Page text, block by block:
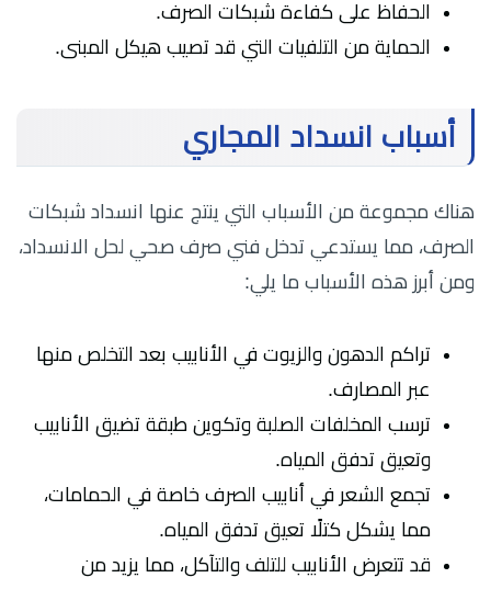
الحفاظ على كفاءة شبكات الصرف.
الحماية من التلفيات التي قد تصيب هيكل المبنى.
أسباب انسداد المجاري
هناك مجموعة من الأسباب التي ينتج عنها انسداد شبكات
الصرف، مما يستدعي تدخل فني صرف صحي لحل الانسداد،
ومن أبرز هذه الأسباب ما يلي:
تراكم الدهون والزيوت في الأنابيب بعد التخلص منها
عبر المصارف.
ترسب المخلفات الصلبة وتكوين طبقة تضيق الأنابيب
وتعيق تدفق المياه.
تجمع الشعر في أنابيب الصرف خاصة في الحمامات،
مما يشكل كتلًا تعيق تدفق المياه.
قد تتعرض الأنابيب للتلف والتآكل، مما يزيد من